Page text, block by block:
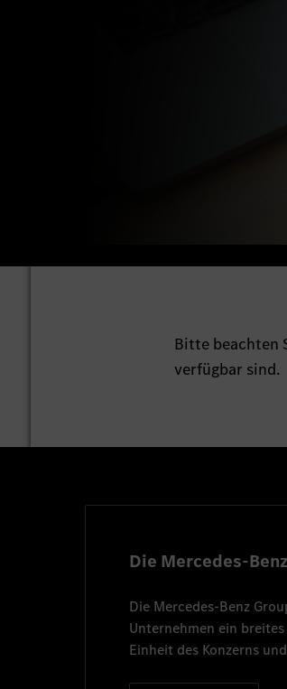
Bitte beachten
verfügbar sind.
Die Mercedes-
Die Mercedes-Benz
Unternehmen ein
Einheit des Konzerns